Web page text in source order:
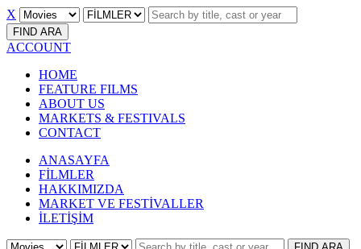
X
FIND ARA
ACCOUNT
HOME
FEATURE FILMS
ABOUT US
MARKETS & FESTIVALS
CONTACT
ANASAYFA
FİLMLER
HAKKIMIZDA
MARKET VE FESTİVALLER
İLETİŞİM